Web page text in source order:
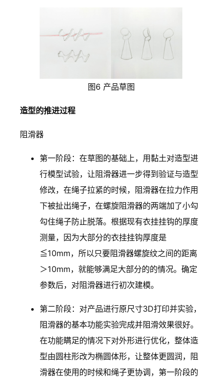
图6 产品草图
造型的推进过程
阻滑器
第一阶段：在草图的基础上，用黏土对造型进
行模型试验，让阻滑器进一步得到验证与造型
修改，在绳子拉紧的时候，阻滑器在拉力作用
下被扯出绳子，在螺旋阻滑器的两端加了小勾
勾住绳子防止脱落。根据现有衣挂挂钩的厚度
测量，因为大部分的衣挂挂钩厚度是
≦10mm，所以只要阻滑器螺旋纹之间的距离
＞10mm，就能够满足大部分的的情况。确定
参数后，对阻滑器进行初次建模。
第二阶段：对产品进行原尺寸3D打印并实验，
阻滑器的基本功能实验完成并阻滑效果很好。
在功能瞒足的情况下对外形进行优化，整体造
型由圆柱形改为椭圆体形，让整体更圆润，阻
滑器在使用的时候和绳子更协调，第一阶段的